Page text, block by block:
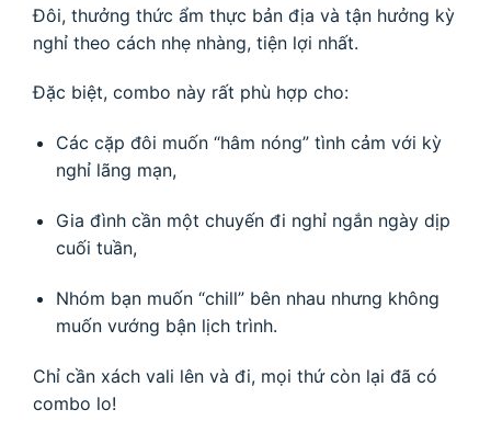
Đôi, thưởng thức ẩm thực bản địa và tận hưởng kỳ
nghỉ theo cách nhẹ nhàng, tiện lợi nhất.
Đặc biệt, combo này rất phù hợp cho:
Các cặp đôi muốn “hâm nóng” tình cảm với kỳ
nghỉ lãng mạn,
Gia đình cần một chuyến đi nghỉ ngắn ngày dịp
cuối tuần,
Nhóm bạn muốn “chill” bên nhau nhưng không
muốn vướng bận lịch trình.
Chỉ cần xách vali lên và đi, mọi thứ còn lại đã có
combo lo!